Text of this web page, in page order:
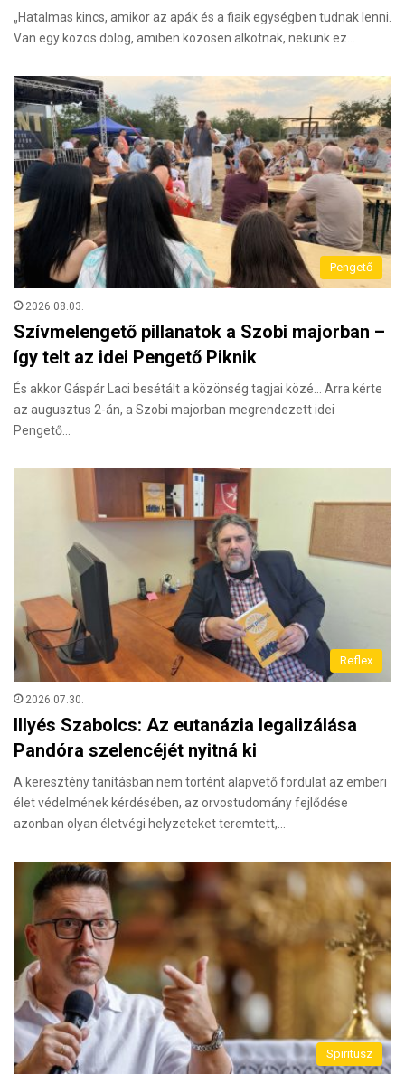
„Hatalmas kincs, amikor az apák és a fiaik egységben tudnak lenni.
Van egy közös dolog, amiben közösen alkotnak, nekünk ez…
Pengető
2026.08.03.
Szívmelengető pillanatok a Szobi majorban –
így telt az idei Pengető Piknik
És akkor Gáspár Laci besétált a közönség tagjai közé… Arra kérte
az augusztus 2-án, a Szobi majorban megrendezett idei
Pengető…
Reflex
2026.07.30.
Illyés Szabolcs: Az eutanázia legalizálása
Pandóra szelencéjét nyitná ki
A keresztény tanításban nem történt alapvető fordulat az emberi
élet védelmének kérdésében, az orvostudomány fejlődése
azonban olyan életvégi helyzeteket teremtett,…
Spiritusz